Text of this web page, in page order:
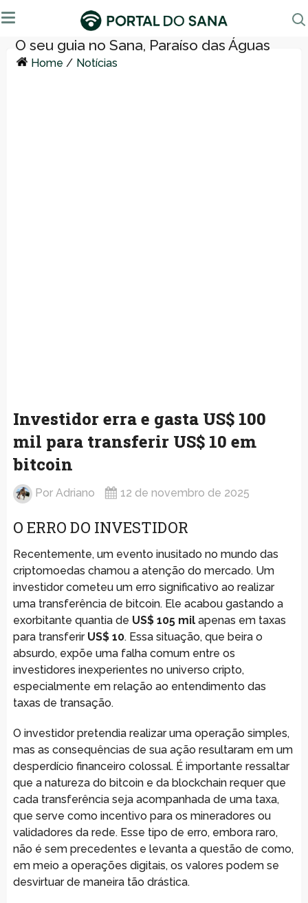
Home / Notícias
Investidor erra e gasta US$ 100
mil para transferir US$ 10 em
bitcoin
Por Adriano 12 de novembro de 2025
O ERRO DO INVESTIDOR
Recentemente, um evento inusitado no mundo das
criptomoedas chamou a atenção do mercado. Um
investidor cometeu um erro significativo ao realizar
uma transferência de bitcoin. Ele acabou gastando a
exorbitante quantia de US$ 105 milapenas em taxas
para transferir US$ 10. Essa situação, que beira o
absurdo, expõe uma falha comum entre os
investidores inexperientes no universo cripto,
especialmente em relação ao entendimento das
taxas de transação.
O investidor pretendia realizar uma operação simples,
mas as consequências de sua ação resultaram em um
desperdício financeiro colossal. É importante ressaltar
que a natureza do bitcoin e da blockchain requer que
cada transferência seja acompanhada de uma taxa,
que serve como incentivo para os mineradores ou
validadores da rede. Esse tipo de erro, embora raro,
não é sem precedentes e levanta a questão de como,
em meio a operações digitais, os valores podem se
desvirtuar de maneira tão drástica.